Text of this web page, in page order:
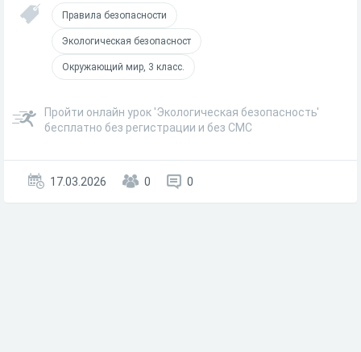
Правила безопасности
Экологическая безопасност
Окружающий мир, 3 класс.
Пройти онлайн урок 'Экологическая безопасность'
бесплатно без регистрации и без СМС
17.03.2026 0 0